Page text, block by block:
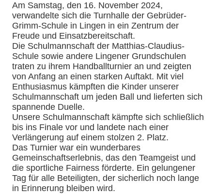
Am Samstag, den 16. November 2024,
verwandelte sich die Turnhalle der Gebrüder-
Grimm-Schule in Lingen in ein Zentrum der
Freude und Einsatzbereitschaft.
Die Schulmannschaft der Matthias-Claudius-
Schule sowie andere Lingener Grundschulen
traten zu ihrem Handballturnier an und zeigten
von Anfang an einen starken Auftakt. Mit viel
Enthusiasmus kämpften die Kinder unserer
Schulmannschaft um jeden Ball und lieferten sich
spannende Duelle.
Unsere Schulmannschaft kämpfte sich schließlich
bis ins Finale vor und landete nach einer
Verlängerung auf einem stolzen 2. Platz.
Das Turnier war ein wunderbares
Gemeinschaftserlebnis, das den Teamgeist und
die sportliche Fairness förderte. Ein gelungener
Tag für alle Beteiligten, der sicherlich noch lange
in Erinnerung bleiben wird.